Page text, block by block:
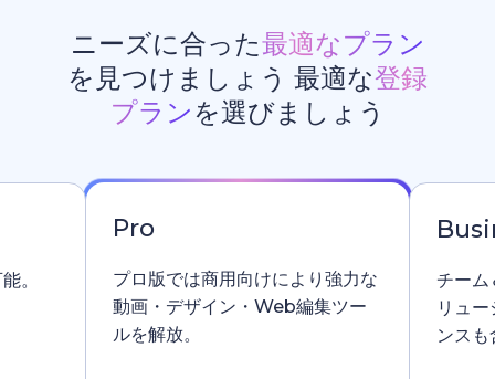
ニーズに合った最適なプラン
を見つけましょう 最適な登録
プランを選びましょう
。
Pro
プロ版では商用向けにより強力な
動画・デザイン・Web編集ツー
ルを解放。
チーム
リュ
ンス